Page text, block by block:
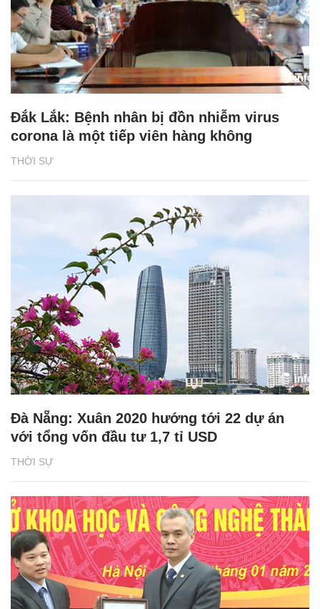
THỜI SỰ
Đắk Lắk: Bệnh nhân bị đồn nhiễm virus
corona là một tiếp viên hàng không
THỜI SỰ
Đà Nẵng: Xuân 2020 hướng tới 22 dự án
với tổng vốn đầu tư 1,7 tỉ USD